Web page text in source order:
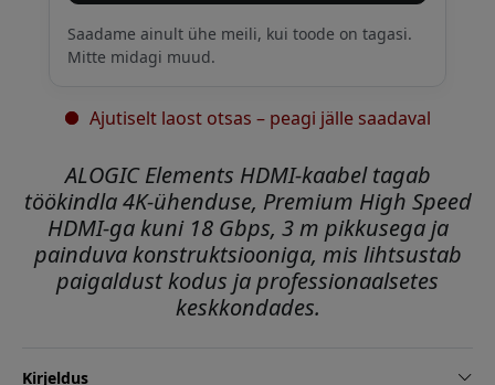
Saadame ainult ühe meili, kui toode on tagasi.
Mitte midagi muud.
Ajutiselt laost otsas – peagi jälle saadaval
ALOGIC Elements HDMI-kaabel tagab
töökindla 4K-ühenduse, Premium High Speed
HDMI-ga kuni 18 Gbps, 3 m pikkusega ja
painduva konstruktsiooniga, mis lihtsustab
paigaldust kodus ja professionaalsetes
keskkondades.
Kirjeldus